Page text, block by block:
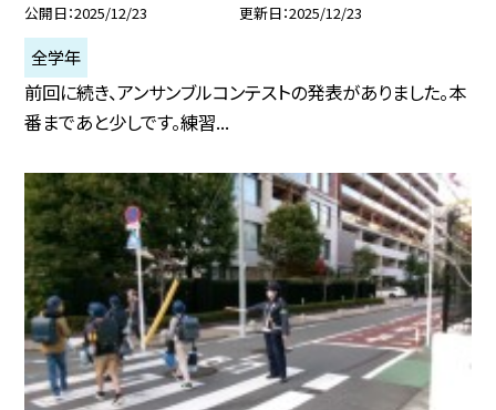
公開日 2025/12/23 更新日 2025/12/23
全学年
前回に続き、アンサンブルコンテストの発表がありました。本
番まであと少しです。練習...